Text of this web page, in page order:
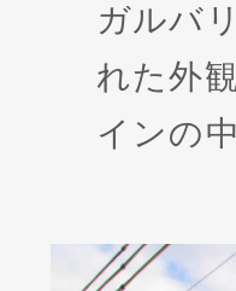
ガルバ
れた外
インの